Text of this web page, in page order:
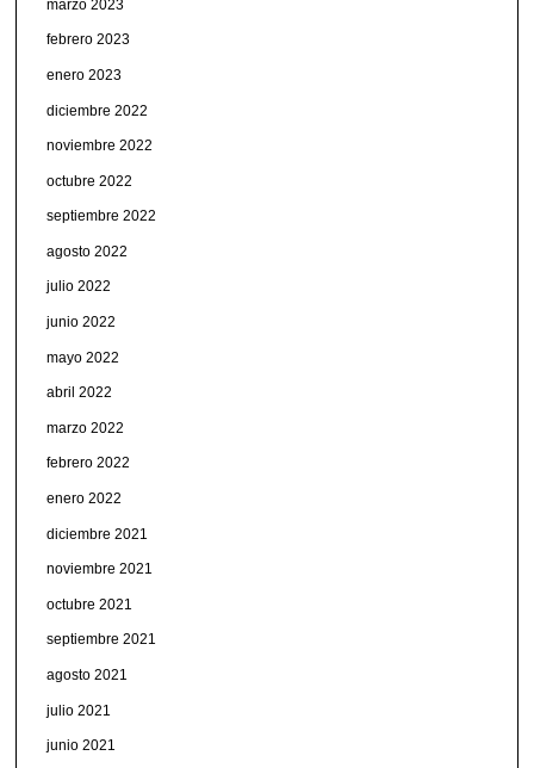
marzo 2023
febrero 2023
enero 2023
diciembre 2022
noviembre 2022
octubre 2022
septiembre 2022
agosto 2022
julio 2022
junio 2022
mayo 2022
abril 2022
marzo 2022
febrero 2022
enero 2022
diciembre 2021
noviembre 2021
octubre 2021
septiembre 2021
agosto 2021
julio 2021
junio 2021